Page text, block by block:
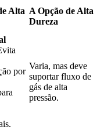
Alta A Opção de Alta
Dureza
por
Varia, mas deve
suportar fluxo de
gás de alta
pressão.